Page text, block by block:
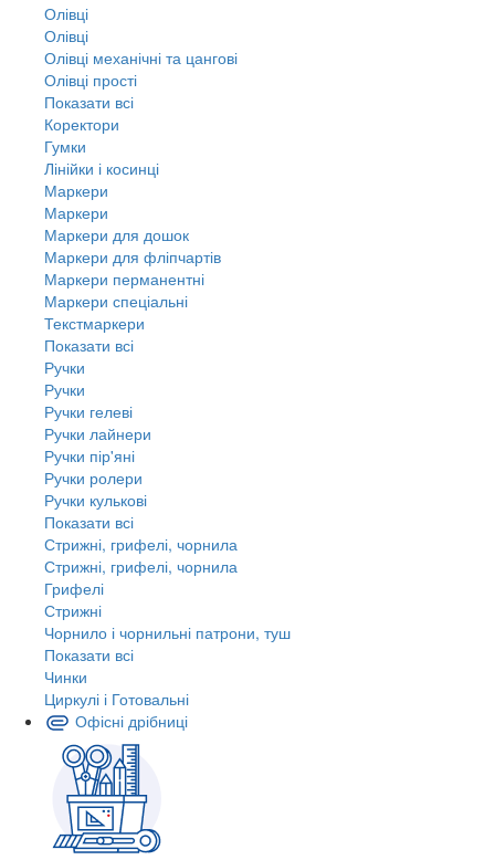
Олівці
Олівці
Олівці механічні та цангові
Олівці прості
Показати всі
Коректори
Гумки
Лінійки і косинці
Маркери
Маркери
Маркери для дошок
Маркери для фліпчартів
Маркери перманентні
Маркери спеціальні
Текстмаркери
Показати всі
Ручки
Ручки
Ручки гелеві
Ручки лайнери
Ручки пір'яні
Ручки ролери
Ручки кулькові
Показати всі
Стрижні, грифелі, чорнила
Стрижні, грифелі, чорнила
Грифелі
Стрижні
Чорнило і чорнильні патрони, туш
Показати всі
Чинки
Циркулі і Готовальні
Офісні дрібниці